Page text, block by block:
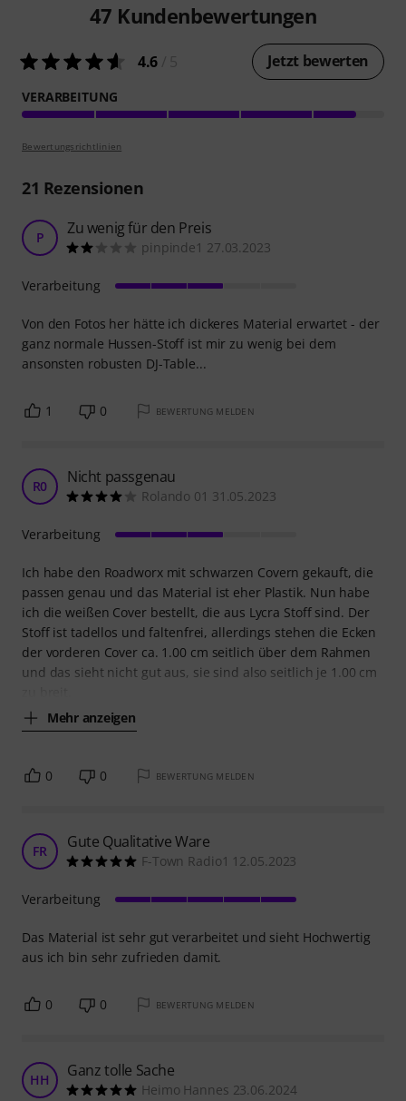
47 Kundenbewertungen
4.6 Jetzt bewerten
VERARBEITUNG
Bewertungsrichtlinien
21 Rezensionen
P Zu wenig für den Preis
pinpinde1 27.03.2023
Von den Fotos her hätte ich dickeres Material erwartet - der
ganz normale Hussen-Stoff ist mir zu wenig bei dem
ansonsten robusten DJ-Table...
Verarbeitung
1 0 BEWERTUNG MELDEN
R0 Nicht passgenau
Rolando 01 31.05.2023
Ich habe den Roadworx mit schwarzen Covern gekauft, die
passen genau und das Material ist eher Plastik. Nun habe
ich die weißen Cover bestellt, die aus Lycra Stoff sind. Der
Stoff ist tadellos und faltenfrei, allerdings stehen die Ecken
der vorderen Cover ca. 1.00 cm seitlich über dem Rahmen
und das sieht nicht gut aus, sie sind also seitlich je 1.00 cm
Mehr anzeigen
Verarbeitung
0 0 BEWERTUNG MELDEN
FR Gute Qualitative Ware
F-Town Radio1 12.05.2023
Das Material ist sehr gut verarbeitet und sieht Hochwertig
aus ich bin sehr zufrieden damit.
Verarbeitung
0 0 BEWERTUNG MELDEN
HH Ganz tolle Sache
Heimo Hannes 23.06.2024